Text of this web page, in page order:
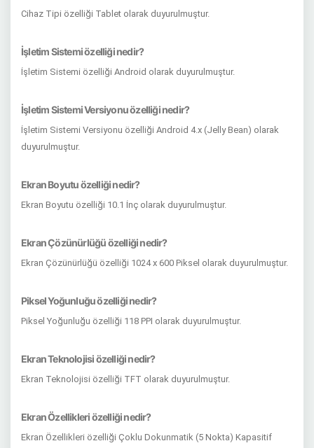
Cihaz Tipi özelliği Tablet olarak duyurulmuştur.
İşletim Sistemi özelliği nedir?
İşletim Sistemi özelliği Android olarak duyurulmuştur.
İşletim Sistemi Versiyonu özelliği nedir?
İşletim Sistemi Versiyonu özelliği Android 4.x (Jelly Bean) olarak
duyurulmuştur.
Ekran Boyutu özelliği nedir?
Ekran Boyutu özelliği 10.1 İnç olarak duyurulmuştur.
Ekran Çözünürlüğü özelliği nedir?
Ekran Çözünürlüğü özelliği 1024 x 600 Piksel olarak duyurulmuştur.
Piksel Yoğunluğu özelliği nedir?
Piksel Yoğunluğu özelliği 118 PPI olarak duyurulmuştur.
Ekran Teknolojisi özelliği nedir?
Ekran Teknolojisi özelliği TFT olarak duyurulmuştur.
Ekran Özellikleri özelliği nedir?
Ekran Özellikleri özelliği Çoklu Dokunmatik (5 Nokta) Kapasitif